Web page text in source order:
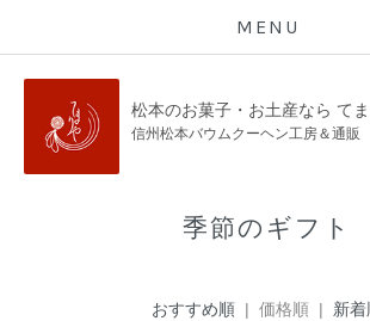
MENU
松本のお菓子・お土産なら て
信州松本バウムクーヘン工房＆通販
季節のギフト
おすすめ順 | 価格順 | 新着